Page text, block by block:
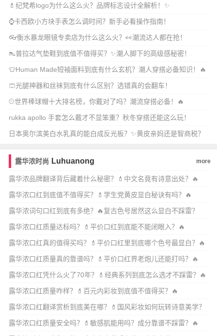
感？
💄纪梵希logo为什么这么火？品牌标志设计全解析！✨
⌚卡西欧小方块手表怎么调时间？新手必看操作指南！
👓衡水暴龙眼镜专卖店为什么这么火？👀潮流达人都在抢！
👠普拉达气垫鞋到底值不值得买？✨潮人脚下的高级感秘密！
👕Human Made短袖面料到底有什么玄机？潮人穿搭必备知识！🔥
🩳光腿神器和丝袜到底有什么区别？选错真的会翻车！
⚾世界棒球帽十大排名榜，你戴对了吗？潮流穿搭必备！🔥
rukka apollo 手套怎么戴才不显笨重？秋冬穿搭还能这么玩！
日本奥尔滨美白水乳真的能白成反光板？✨黄皮亲妈还是智商税？
露华浓时尚 Luhuanong more
露华浓品牌翻译背后藏着什么秘密？💄中文名竟有诗意出处？🔥
露华浓口红到底值不值得买？💄学生党黄皮显白秘诀有吗？🔥
露华浓词句口红到底有多绝？🔥复古色号居然这么显白不踩雷？
露华浓口红质量达标吗？💄平价口红到底能不能闭眼入？🔥
露华浓口红真的值得买吗？💄平价口红里到底哪个色号最显白？🔥
露华浓口红质量真的靠谱吗？💄平价口红界老炮儿还能打吗？🔥
露华浓口红凭什么火了70年？💄经典系列到底怎么选才不踩雷？🔥
露华浓口红质量咋样？💄百元内彩妆到底值不值得买？🔥
露华浓口红翻译赏析到底美在哪？💄国风彩妆如何玩转诗意美学？
🔥
露华浓口红质量安全吗？💄敏感肌能用吗？成分靠谱不踩雷？🔥